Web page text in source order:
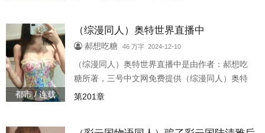
眈眈的外星人，层出不穷的怪兽，守护地球，保
护人类的迪迦。 小的微观世界:各种怪谈传说，让
他们目不暇接。 大小世界结合的光怪陆离中，鹤
田还凭借着押切同学的房子去了各种平行世界，
都市 / 连载
（综漫同人）奥特世界直播中
郝想吃糖 46 万字 2024-12-10
（综漫同人）奥特世界直播中是由作者：郝想吃
糖所著，三号中文网免费提供（综漫同人）奥特
世界直播中全文在线阅读。 三秒记住本站：三号
第201章